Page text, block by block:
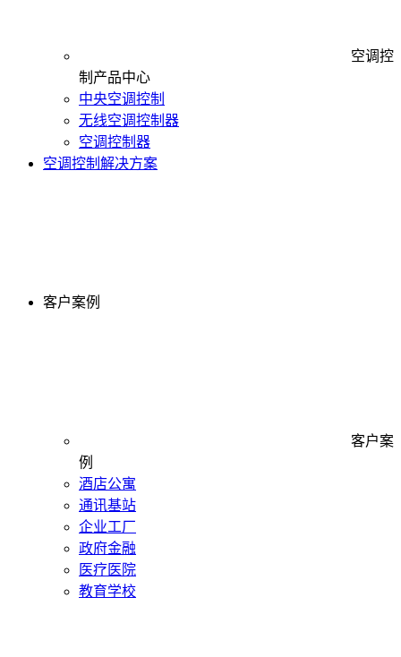
空调控
制产品中心
中央空调控制
无线空调控制器
空调控制器
空调控制解决方案
客户案例
客户案
例
酒店公寓
通讯基站
企业工厂
政府金融
医疗医院
教育学校